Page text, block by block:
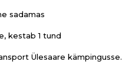
sadamas
kestab 1 tund
Ülesaare kämpingusse.